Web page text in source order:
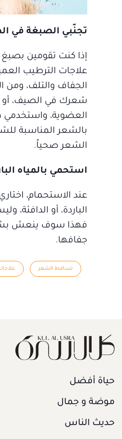
تجنّبي الصبغة في
إذا كنت تقومين
علاجات الترطيب
الجفاف والتلف،
شعرك في الصيف، أو
العضوية، واستخدمي
بالشعر المناسبة
الشعر صحياً.
استحمي بالمياه
عند الاستحمام،
الباردة، أو الدافئة،
فهذا سوف ينعش
جفافها.
تساقط الشعر
حياة أفضل
موضة و جمال
حديث الناس